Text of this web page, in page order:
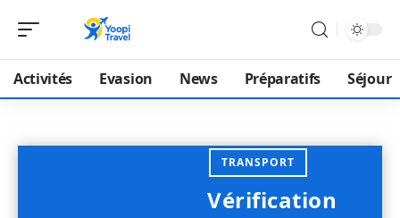
Activités Evasion News Préparatifs Séjour
TRANSPORT
Vérification